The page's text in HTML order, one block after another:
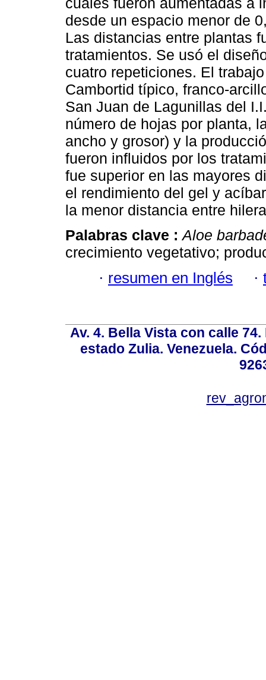
desde un espacio menor de
Las distancias entre plantas
tratamientos. Se usó el
cuatro repeticiones. El
Cambortid típico, franco-
San Juan de Lagunillas del
número de hojas por planta,
ancho y grosor) y la
fueron influidos por los
fue superior en las mayores
el rendimiento del gel y
la menor distancia entre
Palabras clave :Aloe
crecimiento vegetativo;
· resumen en Inglés ·
Av. 4. Bella Vista con calle
estado Zulia. Venezuela.